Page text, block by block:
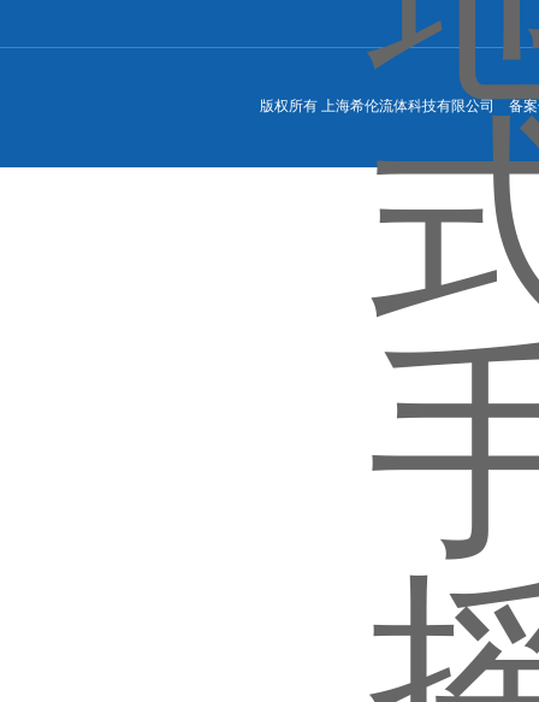
版权所有 上海希伦流体科技有限公司 备